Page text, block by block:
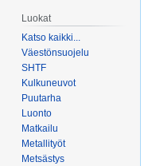
Luokat
Katso kaikki...
Väestönsuojelu
SHTF
Kulkuneuvot
Puutarha
Luonto
Matkailu
Metallityöt
Metsästys